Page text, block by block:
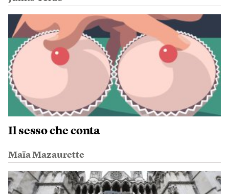
Il sesso che conta
Maïa Mazaurette